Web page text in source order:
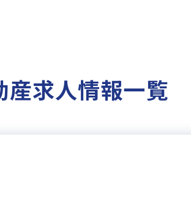
求人情報一覧